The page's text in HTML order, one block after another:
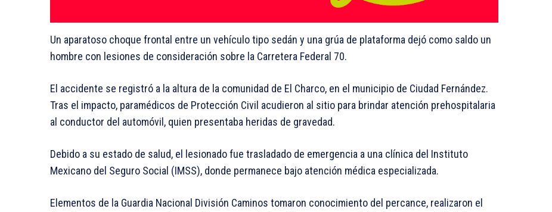
Un aparatoso choque frontal entre un vehículo tipo sedán y una grúa de plataforma dejó como saldo un
hombre con lesiones de consideración sobre la Carretera Federal 70.
El accidente se registró a la altura de la comunidad de El Charco, en el municipio de Ciudad Fernández.
Tras el impacto, paramédicos de Protección Civil acudieron al sitio para brindar atención prehospitalaria
al conductor del automóvil, quien presentaba heridas de gravedad.
Debido a su estado de salud, el lesionado fue trasladado de emergencia a una clínica del Instituto
Mexicano del Seguro Social (IMSS), donde permanece bajo atención médica especializada.
Elementos de la Guardia Nacional División Caminos tomaron conocimiento del percance, realizaron el